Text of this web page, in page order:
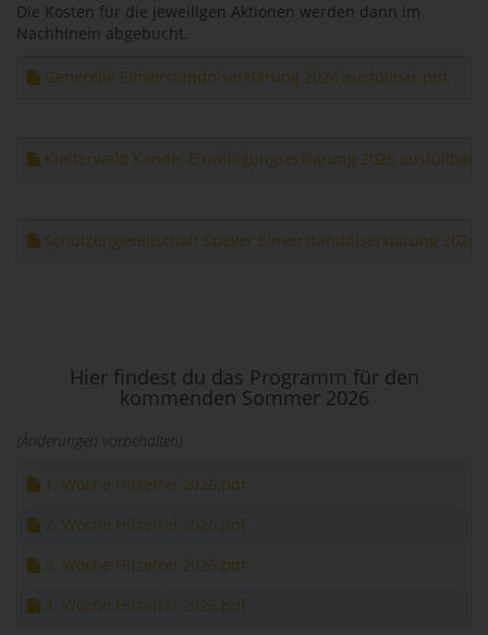
Die Kosten für die jeweiligen Aktionen werden dann im
Nachhinein abgebucht.
Generelle Einverständniserklärung 2026 ausfüllbar.pdf
Kletterwald Kandel Einwilligungserklärung 2026
Schützengesellschaft Speyer Einverständniserklärung 2026
Hier findest du das Programm für den
kommenden Sommer 2026
(Änderungen vorbehalten)
1. Woche Hitzefrei 2026.pdf
2. Woche Hitzefrei 2026.pdf
3. Woche Hitzefrei 2026.pdf
4. Woche Hitzefrei 2026.pdf